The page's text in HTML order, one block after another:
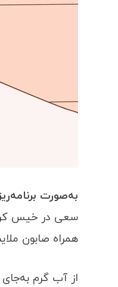
به‌صورت
سعی در خیس
همراه صابون
از آب گرم